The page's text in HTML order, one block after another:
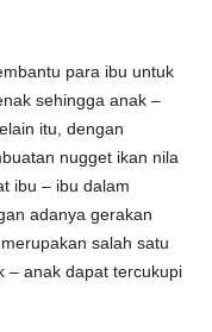
para ibu untuk
sehingga anak –
itu, dengan
nugget ikan nila
ibu – ibu dalam
adanya gerakan
salah satu
– anak dapat tercukupi